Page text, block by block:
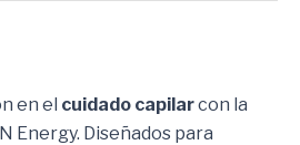
en el cuidado capilarcon la
Energy. Diseñados para